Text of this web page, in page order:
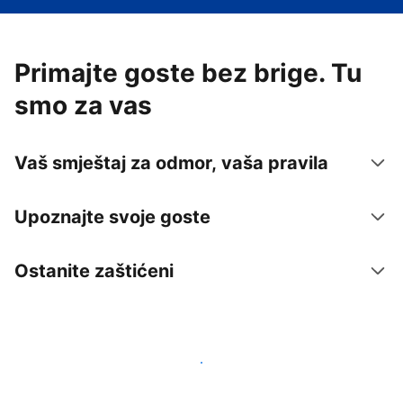
Primajte goste bez brige. Tu
smo za vas
Vaš smještaj za odmor, vaša pravila
Upoznajte svoje goste
Ostanite zaštićeni